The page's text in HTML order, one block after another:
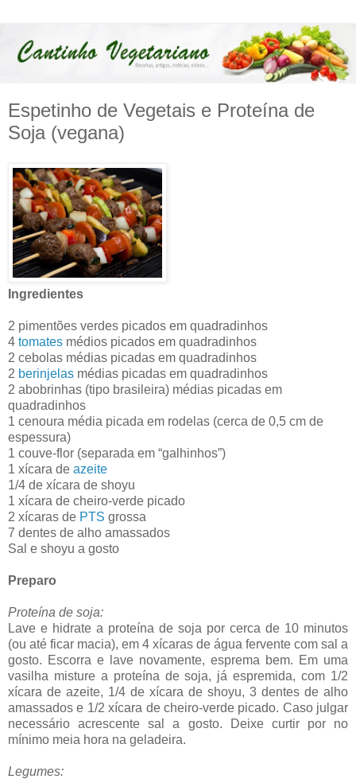
Espetinho de Vegetais e Proteína de
Soja (vegana)
Ingredientes
2 pimentões verdes picados em quadradinhos
4 tomates médios picados em quadradinhos
2 cebolas médias picadas em quadradinhos
2 berinjelas médias picadas em quadradinhos
2 abobrinhas (tipo brasileira) médias picadas em
quadradinhos
1 cenoura média picada em rodelas (cerca de 0,5 cm de
espessura)
1 couve-flor (separada em “galhinhos”)
1 xícara de azeite
1/4 de xícara de shoyu
1 xícara de cheiro-verde picado
2 xícaras de PTS grossa
7 dentes de alho amassados
Sal e shoyu a gosto
Preparo
Proteína de soja:
Lave e hidrate a proteína de soja por cerca de 10 minutos
(ou até ficar macia), em 4 xícaras de água fervente com sal a
gosto. Escorra e lave novamente, esprema bem. Em uma
vasilha misture a proteína de soja, já espremida, com 1/2
xícara de azeite, 1/4 de xícara de shoyu, 3 dentes de alho
amassados e 1/2 xícara de cheiro-verde picado. Caso julgar
necessário acrescente sal a gosto. Deixe curtir por no
mínimo meia hora na geladeira.
Legumes: